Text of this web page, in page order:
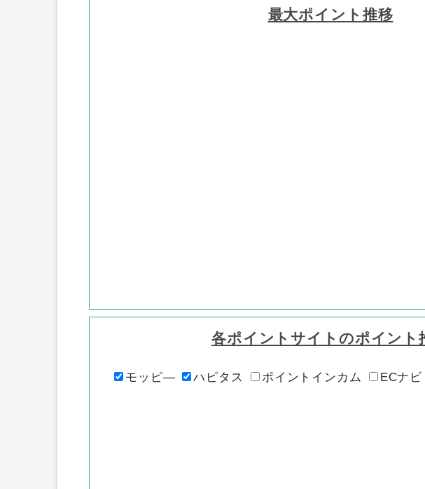
最大ポイント推移
各ポイントサイトのポイント
モッピ― ハピタス ポイントインカム ECナビ